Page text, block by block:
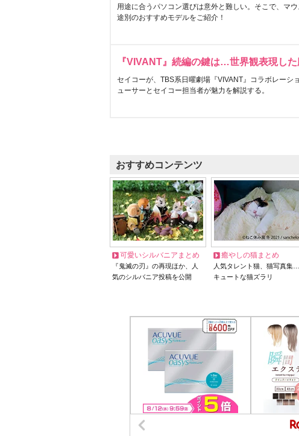
用途に合うパソコン選びは意外と難しい。そこで、マ
途別のおすすめモデルをご紹介！
『VIVANT』続編の鍵は…世界観表現し
セイコーが、TBS系日曜劇場『VIVANT』コラボレーシ
ューサーとセイコー担当者が魅力を解説する。
おすすめコンテンツ
可愛いシルバニアまとめ
『鬼滅の刃』の再現ほか、人
気のシルバニア投稿を公開
癒やしの猫まとめ
人気タレント猫、猫写真集…
キュートな猫ズラリ